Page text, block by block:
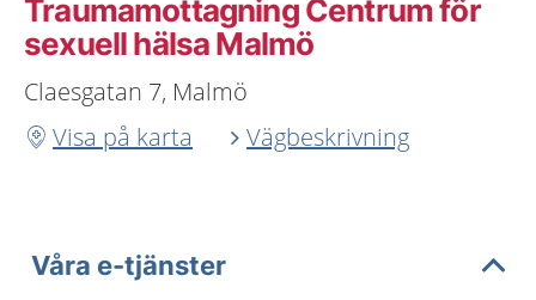
Traumamottagning Centrum för
sexuell hälsa Malmö
Claesgatan 7, Malmö
Visa på karta
Vägbeskrivning
Våra e-tjänster